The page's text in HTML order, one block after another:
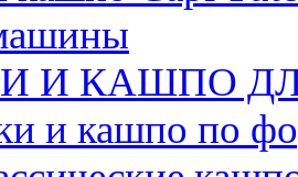
И КАШПО
и кашпо по